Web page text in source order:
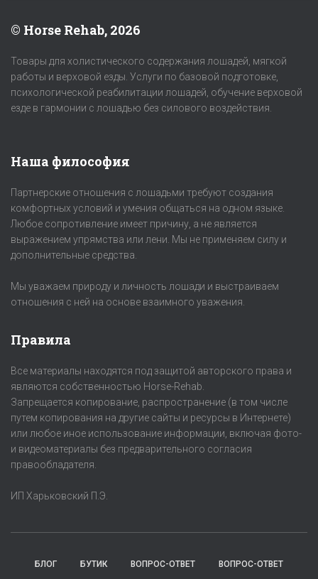
© Horse Rehab, 2026
Товары для холистического содержания лошадей, мягкой
работы и верховой езды. Услуги по базовой подготовке,
психологической реабилитации лошадей, обучение верховой
езде в гармонии с лошадью без силового воздействия.
Наша философия
Партнерские отношения с лошадьми требуют создания
комфортных условий и умения общаться на одном языке.
Любое сопротивление имеет причину, а не является
выражением упрямства или лени. Мы не применяем силу и
дополнительные средства.
Мы уважаем природу и личность лошади и выстраиваем
отношения с ней на основе взаимного уважения.
Правила
Все материалы находятся под защитой авторского права и
являются собственностью Horse-Rehab.
Запрещается копирование, распространение (в том числе
путем копирования на другие сайты и ресурсы в Интернете)
или любое иное использование информации, включая фото-
и видеоматериалы без предварительного согласия
правообладателя.
ИП Харьковский П.Э.
БЛОГ БУТИК ВОПРОС-ОТВЕТ ВОПРОС-ОТВЕТ